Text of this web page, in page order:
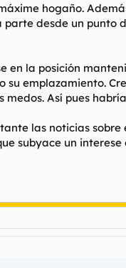
hogaño.
parte desde un
en la posición
emplazamiento.
Así pues
las noticias sobre
subyace un